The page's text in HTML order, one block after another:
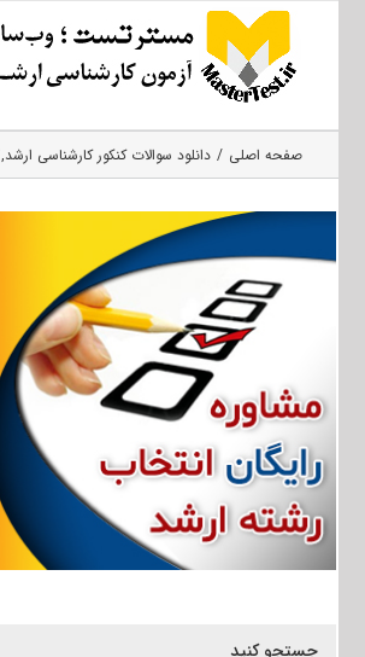
صفحه اصلی دانلود سوالات کنکور کارشناسی ارشد
جستجو کنید